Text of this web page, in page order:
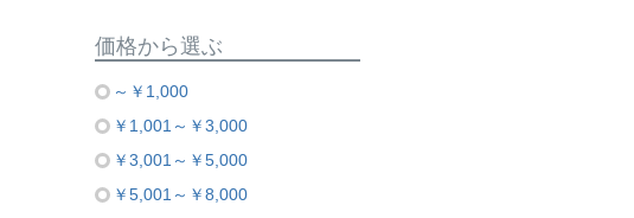
価格から選ぶ
～￥1,000
￥1,001～￥3,000
￥3,001～￥5,000
￥5,001～￥8,000